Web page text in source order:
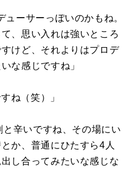
ーサーっぽいのかもね。
、思い入れは強いところ
けど、それよりはプロデ
な感じですね」
ね（笑）」
辛いですね、その場にい
か、普通にひたすら4人
し合ってみたいな感じな